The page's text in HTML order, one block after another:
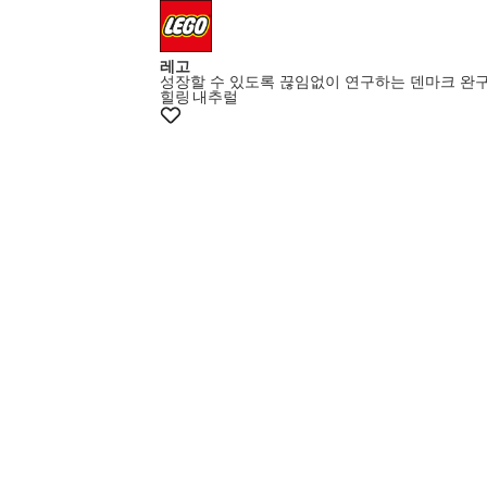
레고
성장할 수 있도록 끊임없이 연구하는 덴마크 완
힐링 내추럴